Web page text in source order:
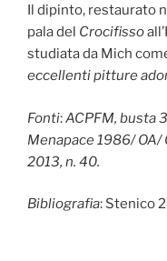
Il dipinto, restaurato
pala del Crocifisso
studiata da Mich
eccellenti pitture
Fonti:ACPFM, busta
Menapace 1986/
2013, n. 40.
Bibliografia: Stenico